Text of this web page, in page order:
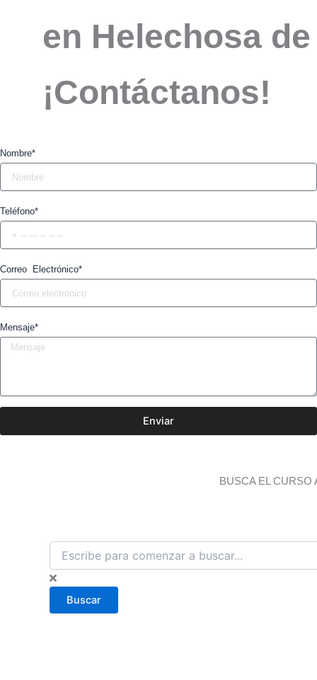
en Helechosa
¡Contáctanos!
Nombre*
Teléfono*
Correo Electrónico*
Mensaje*
Enviar
BUSCA EL CURSO
B
s
c
Buscar